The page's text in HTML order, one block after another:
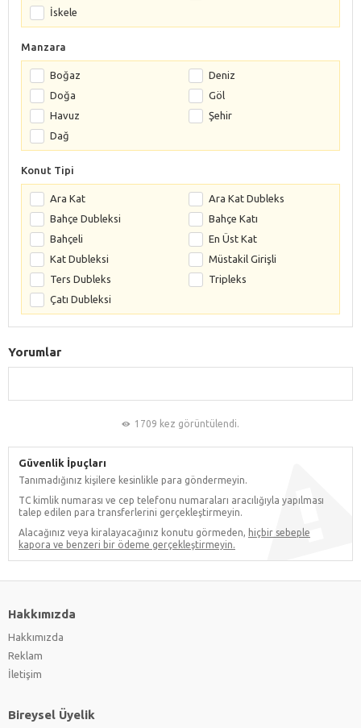
İskele
Manzara
Boğaz
Deniz
Doğa
Göl
Havuz
Şehir
Dağ
Konut Tipi
Ara Kat
Ara Kat Dubleks
Bahçe Dubleksi
Bahçe Katı
Bahçeli
En Üst Kat
Kat Dubleksi
Müstakil Girişli
Ters Dubleks
Tripleks
Çatı Dubleksi
Yorumlar
1709 kez görüntülendi.
Güvenlik İpuçları
Tanımadığınız kişilere kesinlikle para göndermeyin.
TC kimlik numarası ve cep telefonu numaraları aracılığıyla yapılması
talep edilen para transferlerini gerçekleştirmeyin.
Alacağınız veya kiralayacağınız konutu görmeden, hiçbir sebeple
kapora ve benzeri bir ödeme gerçekleştirmeyin.
Hakkımızda
Hakkımızda
Reklam
İletişim
Bireysel Üyelik